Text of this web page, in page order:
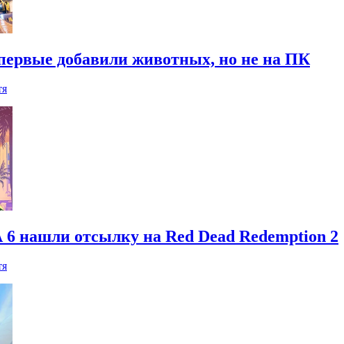
добавили животных, но не на ПК
6 нашли отсылку на Red Dead Redemption 2